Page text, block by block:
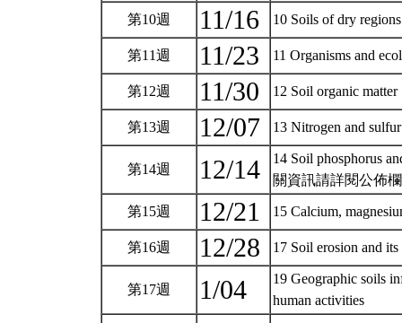
第10週 11/16 10 Soils of dry
第11週 11/23 11 Organisms and
第12週 11/30 12 Soil organic matter
第13週 12/07 13 Nitrogen and
第14週 12/14
14 Soil phosphorus
關資訊請詳閱公佈
第15週 12/21 15 Calcium,
第16週 12/28 17 Soil erosion and
第17週 1/04
19 Geographic soils
human activities